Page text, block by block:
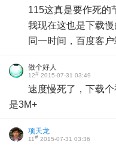
115这真是要作死的
我现在这也是下载慢
同一时间，百度客
做个好人
12# 2015-07-31 03:49
速度慢死了，下载
是3M+
项天龙
11# 2015-07-31 03:36